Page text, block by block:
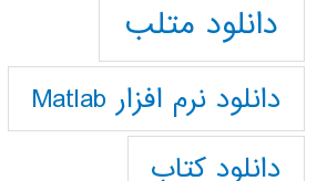
دانلود متلب
دانلود نرم افزار Matlab
دانلود کتاب